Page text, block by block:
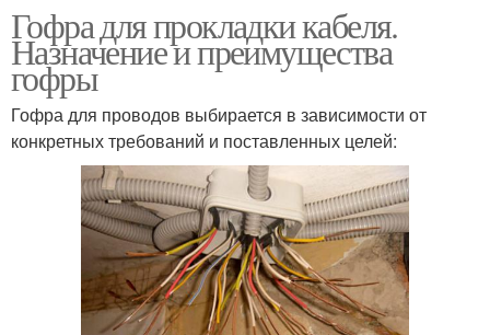
Скрытая прокладка Открытая прокладка
Гофра для прокладки кабеля.
Назначение и преимущества
гофры
Гофра для проводов выбирается в зависимости от
конкретных требований и поставленных целей: